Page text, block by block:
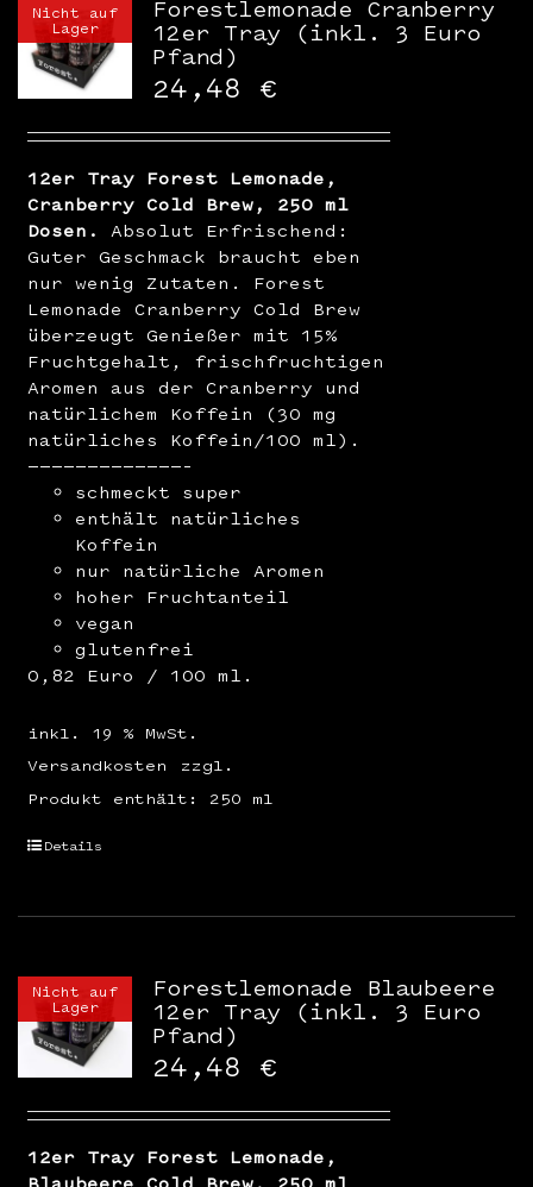
Nicht auf
Lager
Forestlemonade Cranberry
12er Tray (inkl. 3 Euro
Pfand)
24,48 €
12er Tray Forest Lemonade,
Cranberry Cold Brew, 250 ml
Dosen.
Absolut Erfrischend:
Guter Geschmack braucht eben
nur wenig Zutaten. Forest
Lemonade Cranberry Cold Brew
überzeugt Genießer mit 15%
Fruchtgehalt, frischfruchtigen
Aromen aus der Cranberry und
natürlichem Koffein (30 mg
natürliches Koffein/100 ml).
—————————————–
schmeckt super
enthält natürliches
Koffein
nur natürliche Aromen
hoher Fruchtanteil
vegan
glutenfrei
0,82 Euro / 100 ml.
inkl. 19 % MwSt.
zzgl.
Versandkosten
Produkt enthält: 250 ml
Details
Nicht auf
Lager
Forestlemonade Blaubeere
12er Tray (inkl. 3 Euro
Pfand)
24,48 €
12er Tray Forest Lemonade,